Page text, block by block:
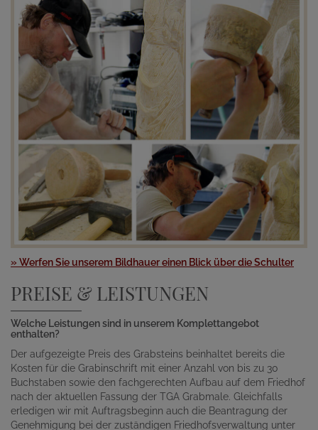
» Werfen Sie unserem Bildhauer einen Blick über die Schulter
PREISE & LEISTUNGEN
Welche Leistungen sind in unserem Komplettangebot
enthalten?
Der aufgezeigte Preis des Grabsteins beinhaltet bereits die
Kosten für die Grabinschrift mit einer Anzahl von bis zu 30
Buchstaben sowie den fachgerechten Aufbau auf dem Friedhof
nach der aktuellen Fassung der TGA Grabmale. Gleichfalls
erledigen wir mit Auftragsbeginn auch die Beantragung der
Genehmigung bei der zuständigen Friedhofsverwaltung unter